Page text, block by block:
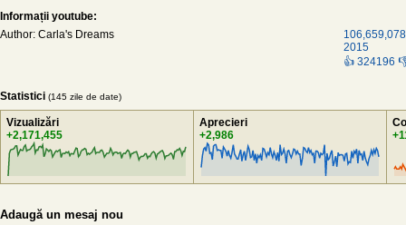
Informații youtube:
Author: Carla's Dreams
2015
👍 324196
Statistici (145 zile de date)
Vizualizări
+2,171,455
Aprecieri
+2,986
Adaugă un mesaj nou